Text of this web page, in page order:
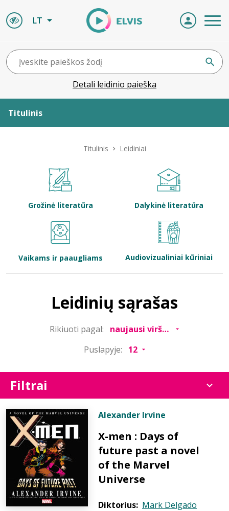
LT
Detali leidinio paieška
Titulinis
Bibliotekoms
Titulinis Leidiniai
Grožinė literatūra Dalykinė literatūra
Vaikams ir paaugliams Audiovizualiniai kūriniai
Leidinių sąrašas
Rikiuoti pagal:
Puslapyje:
Filtrai
Alexander Irvine
X-men : Days of
future past a novel
of the Marvel
Universe
Diktorius: Mark Delgado